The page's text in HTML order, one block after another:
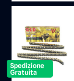
Spedizione
Gratuita